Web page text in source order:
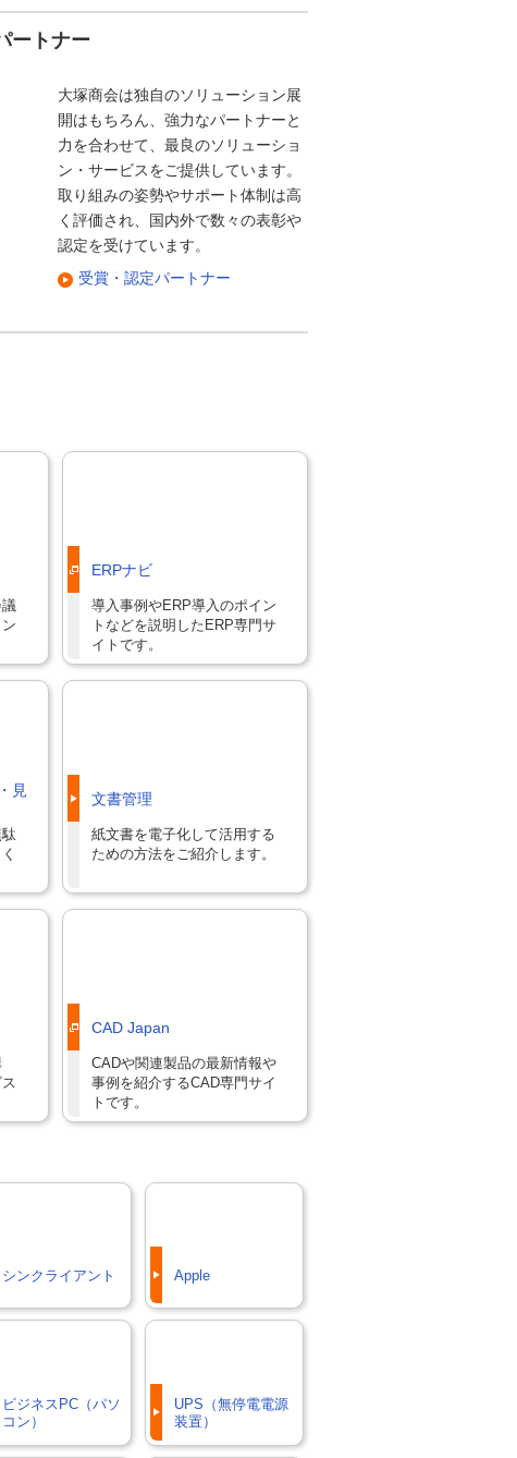
ートナー
大塚商会は独自のソリューション展
開はもちろん、強力なパートナーと
力を合わせて、最良のソリューショ
ン・サービスをご提供しています。
取り組みの姿勢やサポート体制は高
く評価され、国内外で数々の表彰や
認定を受けています。
受賞・認定パートナー
ERPナビ
導入事例やERP導入のポイン
トなどを説明したERP専門サ
イトです。
見
文書管理
紙文書を電子化して活用する
ための方法をご紹介します。
CAD Japan
CADや関連製品の最新情報や
事例を紹介するCAD専門サイ
トです。
シンクライアント Apple
ビジネスPC（パソ
コン）
UPS（無停電電源
装置）